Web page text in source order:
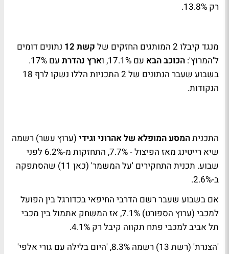
רק 13.8%.
מנגד קיבלו 2 המותגים החזקים של קשת 12
נתונים דומים
ל'המרוץ': הכוכב הבא עם 17.1%, ו ארץ נהדרת
עם 17%.
בשבוע שעבר הנתונים של 2 התכניות הללו נשקו לרף 18
הנקודות.
התכניתהמסע המופלא של אהרוני וגידי (ערוץ עשר) רשמה
שיא רייטינג מאז הפיצול - 7.7%, התחזקות מ-6.2% לפני
שבוע. תכנית התחקירים 'על המשמר' (כאן 11) שהסתפקה
ב-2.6%.
אם בשבוע שעבר רשם הדרבי החיפאי בכדורגל בין הפועל
למכבי (ערוץ הספורט) 7.1%, אז המשחק אתמול בין מכבי
תל אביב למכבי פתח תקווה קיבל רק 4.1%.
'הצנרת' (רשת 13) רשמה 8.3%, 'היום בלילה עם גורי אלפי'